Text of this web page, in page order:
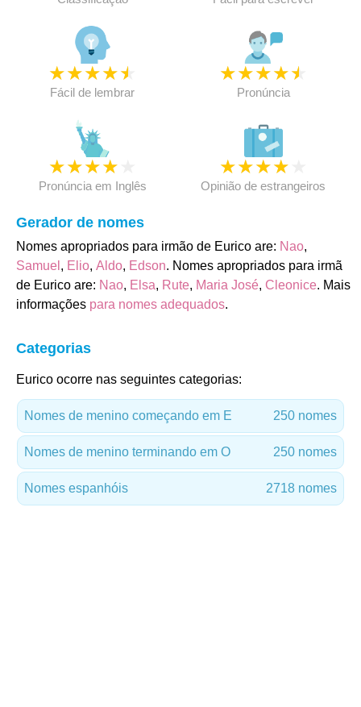
★★★★★
Fácil de lembrar
★★★★★
Pronúncia
★★★★
Pronúncia em Inglês
★★★★
Opinião de estrangeiros
Gerador de nomes
Nomes apropriados para irmão de Eurico are: Nao,
Samuel , Elio, Aldo, Edson. Nomes apropriados para irmã
de Eurico are: Nao, Elsa, Rute, Maria José, Cleonice. Mais
informações para nomes adequados.
Categorias
Eurico ocorre nas seguintes categorias:
Nomes de menino começando em E 250 nomes
Nomes de menino terminando em O 250 nomes
Nomes espanhóis 2718 nomes